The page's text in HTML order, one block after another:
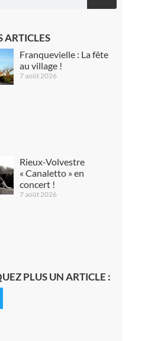
ARTICLES
Franquevielle : La fête
au village !
7 août 2026
Rieux-Volvestre
« Canaletto » en
concert !
7 août 2026
PLUS UN ARTICLE :